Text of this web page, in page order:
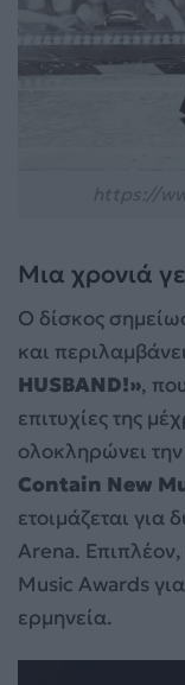
Μια χρονιά
Ο δίσκος
και
HUSBAND!»,
επιτυχίες της
ολοκληρώνει
Contain New
ετοιμάζεται για
Arena.
Music Awards
ερμηνεία.